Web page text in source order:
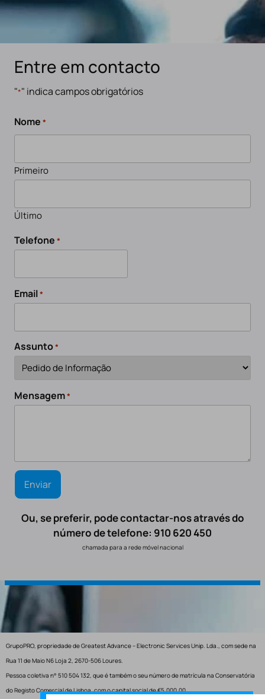
Entre em contacto
"*" indica campos obrigatórios
Nome *
Primeiro
Último
Telefone *
Email*
Assunto*
Mensagem*
Ou, se preferir, pode contactar-nos através do
número de telefone: 910 620 450
chamada para a rede móvel nacional
GrupoPRO, propriedade de Greatest Advance – Electronic Services Unip. Lda., com sede na
Rua 11 de Maio N6 Loja 2, 2670-506 Loures.
Pessoa coletiva n° 510 504 132, que é também o seu número de matrícula na Conservatória
do Registo Comercial de Lisboa, com o capital social de €5.000,00.